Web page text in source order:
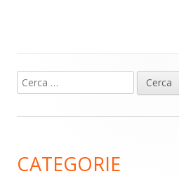
Barra
laterale
Ricerca
per:
CATEGORIE